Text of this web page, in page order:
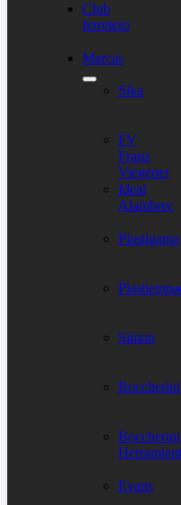
Club
ferretero
Marcas
Sika
FV
Franz
Viegener
Ideal
Alambrec
Plastigama
Simon
Boccherini
Boccherini
Evans